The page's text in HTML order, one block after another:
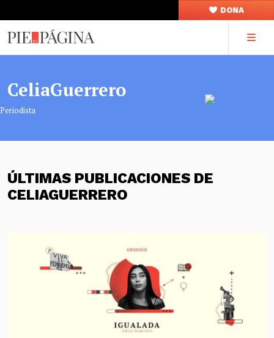
DONA
CeliaGuerrero
Periodista
ÚLTIMAS PUBLICACIONES DE
CELIAGUERRERO